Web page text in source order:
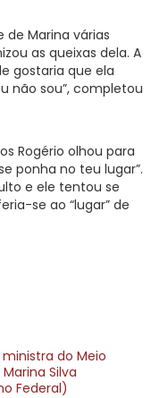
Marina várias
as queixas dela. A
gostaria que ela
não sou”, completou
Rogério olhou para
ponha no teu lugar”.
e ele tentou se
se ao “lugar” de
do Meio
Silva
Federal)